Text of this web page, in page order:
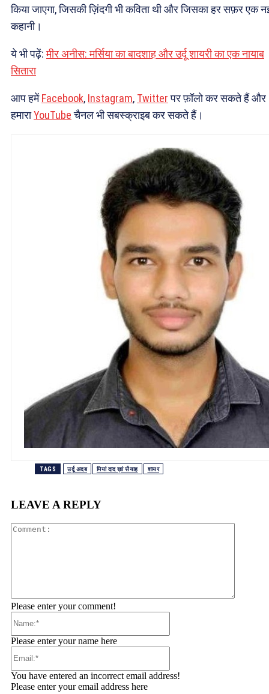
किया जाएगा, जिसकी ज़िंदगी भी कविता थी और जिसका हर सफ़र एक
कहानी।
ये भी पढ़ें:मीर अनीस: मर्सिया का बादशाह और उर्दू शायरी का एक नायाब
सितारा
आप हमेंFacebook, Instagram, Twitterपर फ़ॉलो कर सकते हैं और
हमाराYouTubeचैनल भी सबस्क्राइब कर सकते हैं।
TAGS उर्दू अदब मियां दाद ख़ां सैयाह शायर
LEAVE A REPLY
Please enter your comment!
Please enter your name here
You have entered an incorrect email address!
Please enter your email address here